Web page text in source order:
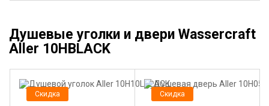
Душевые уголки и двери Wassercraft
Aller 10HBLACK
Скидка Скидка